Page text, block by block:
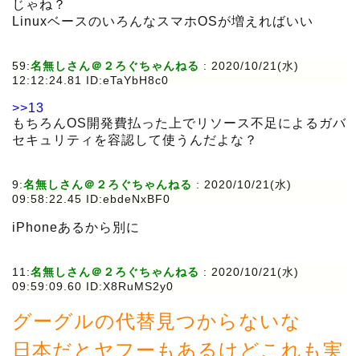
じゃね？
LinuxベースのいろんなスマホOSが増えればいい
59:名無しさん＠２ろぐちゃんねる : 2020/10/21(水)
12:12:24.81 ID:eTaYbH8c0
>>13
もちろんOS開発費払った上でリソース不足によるガバ
セキュリティを容認して使うんだよな？
9:名無しさん＠２ろぐちゃんねる : 2020/10/21(水)
09:58:22.45 ID:ebdeNxBF0
iPhoneあるから別に
11:名無しさん＠２ろぐちゃんねる : 2020/10/21(水)
09:59:09.60 ID:X8RuMS2y0
グーグルの代替見つからないな
日本だとヤフーもあるけどこれも実